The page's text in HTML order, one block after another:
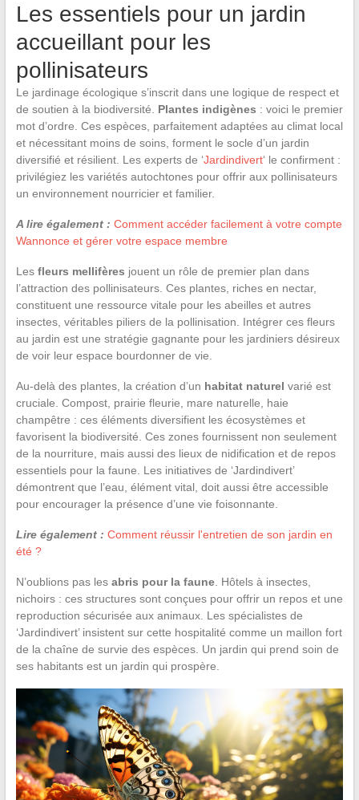
Les essentiels pour un jardin
accueillant pour les
pollinisateurs
Le jardinage écologique s’inscrit dans une logique de respect et
de soutien à la biodiversité. Plantes indigènes : voici le premier
mot d’ordre. Ces espèces, parfaitement adaptées au climat local
et nécessitant moins de soins, forment le socle d’un jardin
diversifié et résilient. Les experts de ‘Jardindivert‘ le confirment :
privilégiez les variétés autochtones pour offrir aux pollinisateurs
un environnement nourricier et familier.
A lire également : Comment accéder facilement à votre compte
Wannonce et gérer votre espace membre
Les fleurs mellifères jouent un rôle de premier plan dans
l’attraction des pollinisateurs. Ces plantes, riches en nectar,
constituent une ressource vitale pour les abeilles et autres
insectes, véritables piliers de la pollinisation. Intégrer ces fleurs
au jardin est une stratégie gagnante pour les jardiniers désireux
de voir leur espace bourdonner de vie.
Au-delà des plantes, la création d’un habitat naturel varié est
cruciale. Compost, prairie fleurie, mare naturelle, haie
champêtre : ces éléments diversifient les écosystèmes et
favorisent la biodiversité. Ces zones fournissent non seulement
de la nourriture, mais aussi des lieux de nidification et de repos
essentiels pour la faune. Les initiatives de ‘Jardindivert’
démontrent que l’eau, élément vital, doit aussi être accessible
pour encourager la présence d’une vie foisonnante.
Lire également : Comment réussir l'entretien de son jardin en
été ?
N’oublions pas les abris pour la faune. Hôtels à insectes,
nichoirs : ces structures sont conçues pour offrir un repos et une
reproduction sécurisée aux animaux. Les spécialistes de
‘Jardindivert’ insistent sur cette hospitalité comme un maillon fort
de la chaîne de survie des espèces. Un jardin qui prend soin de
ses habitants est un jardin qui prospère.